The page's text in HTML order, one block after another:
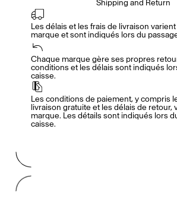
Accès complet pour les
Shipping and Return
Les délais et les frais de livraison
marque et sont indiqués lors du
Chaque marque gère ses propres
conditions et les délais sont indiqués
caisse.
Les conditions de paiement, y compris
livraison gratuite et les délais de retour,
marque. Les détails sont indiqués lors
caisse.